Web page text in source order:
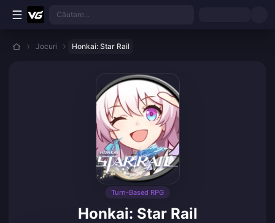
Treci la conținutul principal
Căutare...
Jocuri Honkai: Star Rail
Turn-Based RPG
Honkai: Star Rail